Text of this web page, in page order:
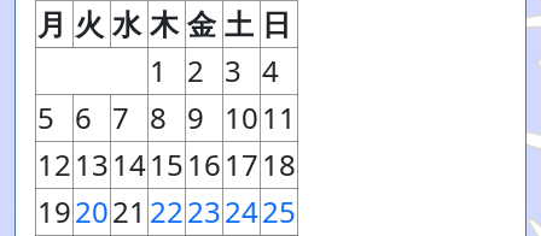
月 火 水 木 金 土 日
1
2 3 4
5 6 7 8 9 1011
12131415161718
192021 22232425